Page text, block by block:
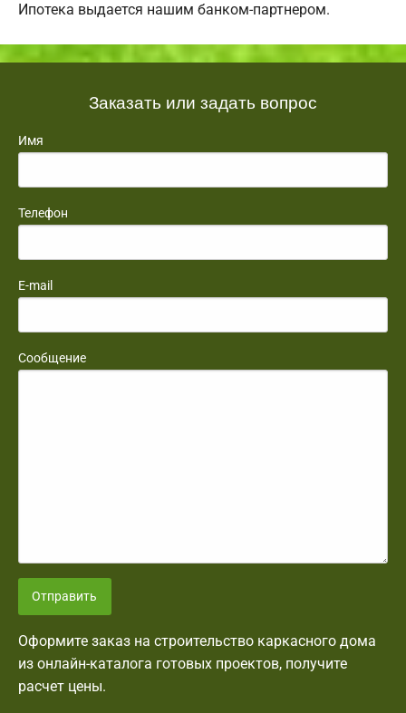
Ипотека выдается нашим банком-партнером.
Заказать или задать вопрос
Имя
Телефон
E-mail
Сообщение
Отправить
Оформите заказ на строительство каркасного дома
из онлайн-каталога готовых проектов, получите
расчет цены.